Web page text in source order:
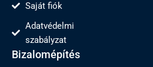
Saját fiók
Adatvédelmi
szabályzat
Bizalomépítés